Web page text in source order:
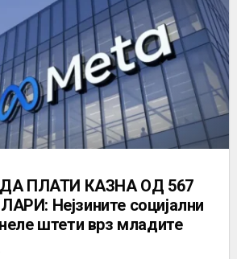
ПЛАТИ КАЗНА ОД 567
Нејзините социјални
штети врз младите